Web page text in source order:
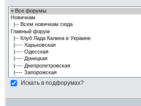
Искать в подфорумах?